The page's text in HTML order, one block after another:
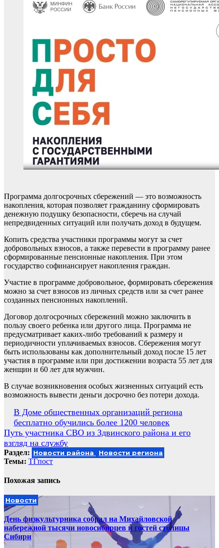
Программа долгосрочных сбережений — это возможность
накопления, которая позволяет гражданину сформировать
денежную подушку безопасности, сберечь на случай
непредвиденных ситуаций или получать доход в будущем.
Копить средства участники программы могут за счет
добровольных взносов, а также перевести в программу ранее
сформированные пенсионные накопления. При этом
государство софинансирует накопления граждан.
Участие в программе добровольное, формировать сбережения
можно за счет взносов из личных средств или за счет ранее
созданных пенсионных накоплений.
Договор долгосрочных сбережений можно заключить в
пользу своего ребенка или другого лица. Программа не
предусматривает каких-либо требований к размеру и
периодичности уплачиваемых взносов. Сбережения могут
быть использованы как дополнительный доход после 15 лет
участия в программе или при достижении возраста 55 лет для
женщин и 60 лет для мужчин.
В случае возникновения особых жизненных ситуаций есть
возможность вывести деньги досрочно без потери дохода.
Навигация
по
записям
В Доме общественных организаций региона
бесплатно обучились более 1200 человек
Путь участника СВО из Здвинского района и его
взгляд на службу
Раздел: Новости района Новости региона
Темы: ТГпост
Похожая запись
Новости
День физкультурника собрал на Михайловской
набережной тысячи новосибирцев и гостей столицы
Сибири